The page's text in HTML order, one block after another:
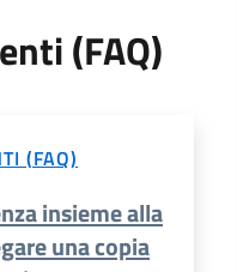
(FAQ)
(FAQ)
insieme alla
una copia